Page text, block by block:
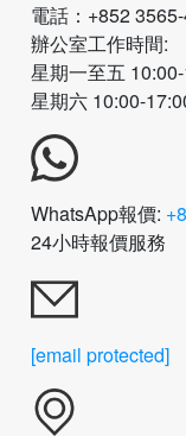
電話：+852
辦公室工作時間:
星期一至五
星期六 10:00-
WhatsApp報價:
24小時報價服務
[email protected]